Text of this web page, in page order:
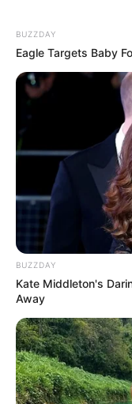
Anti
Membawa
Versi Warga
Langka Banget!
Katak yang
Gemes
BUZZDAY
Eagle Targets Baby
BUZZDAY
Kate Middleton's
Away